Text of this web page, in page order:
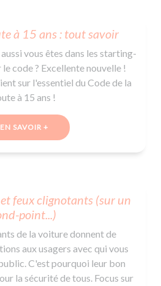
à 15 ans : tout savoir
vous êtes dans les starting-
code ? Excellente nouvelle !
sur l'essentiel du Code de la
à 15 ans !
EN SAVOIR +
feux clignotants (sur un
point...)
de la voiture donnent de
aux usagers avec qui vous
C'est pourquoi leur bon
la sécurité de tous. Focus sur